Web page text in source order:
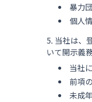
暴力
個人
当社は、
いて開示義
当社
前項
未成